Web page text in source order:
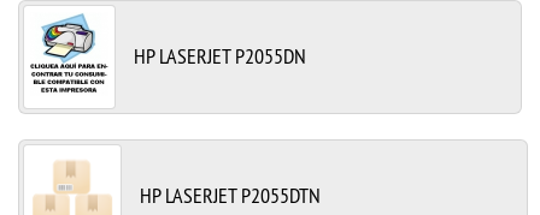
HP LASERJET P2055DN
HP LASERJET P2055DTN